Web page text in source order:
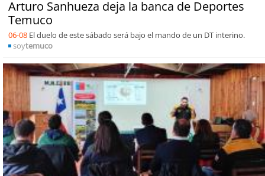
Arturo Sanhueza deja la banca de Deportes
Temuco
06-08 El duelo de este sábado será bajo el mando de un DT interino.
soytemuco